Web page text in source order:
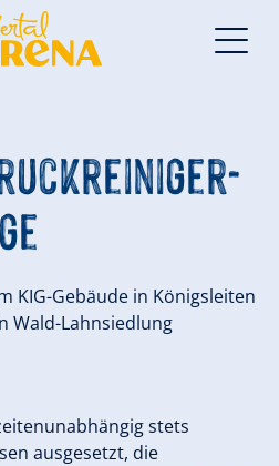
KIG-Gebäude in Königsleiten
Wald-Lahnsiedlung
stets
ausgesetzt, die